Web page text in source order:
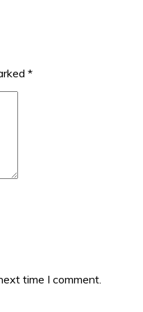
*
time I comment.